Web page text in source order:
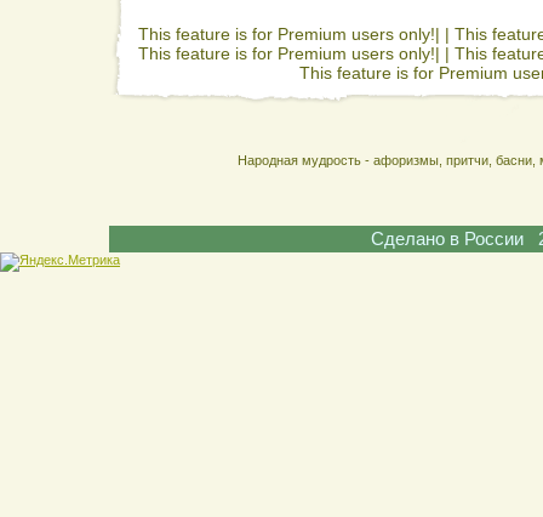
This feature is for Premium users only!| | This
This feature is for Premium users only!| | This
This feature is for Premium
Народная мудрость - афоризмы, притчи,
Сделано в России